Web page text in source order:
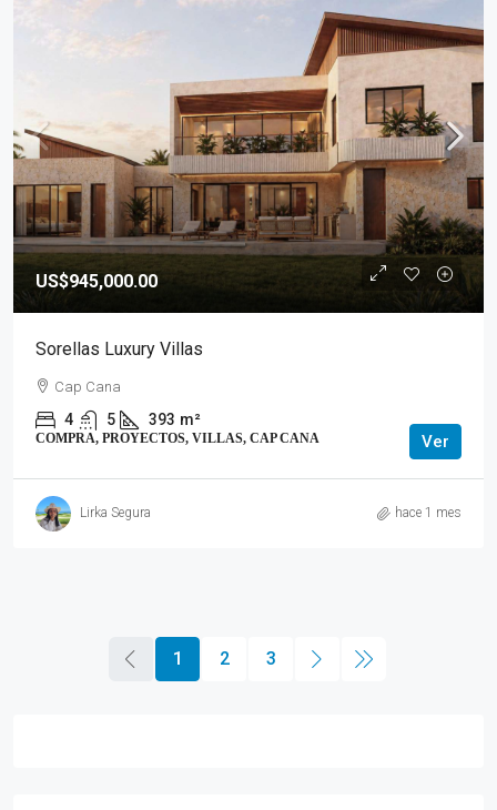
US$945,000.00
Sorellas Luxury Villas
Cap Cana
4 5 393 m²
COMPRA, PROYECTOS, VILLAS, CAP CANA Ver
Lirka Segura hace 1 mes
1 2 3